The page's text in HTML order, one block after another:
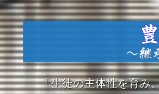
「生徒の主体性を育み